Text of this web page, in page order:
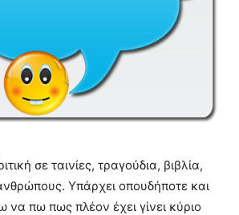
σε ταινίες, τραγούδια, βιβλία,
Υπάρχει οπουδήποτε και
πω πως πλέον έχει γίνει κύριο